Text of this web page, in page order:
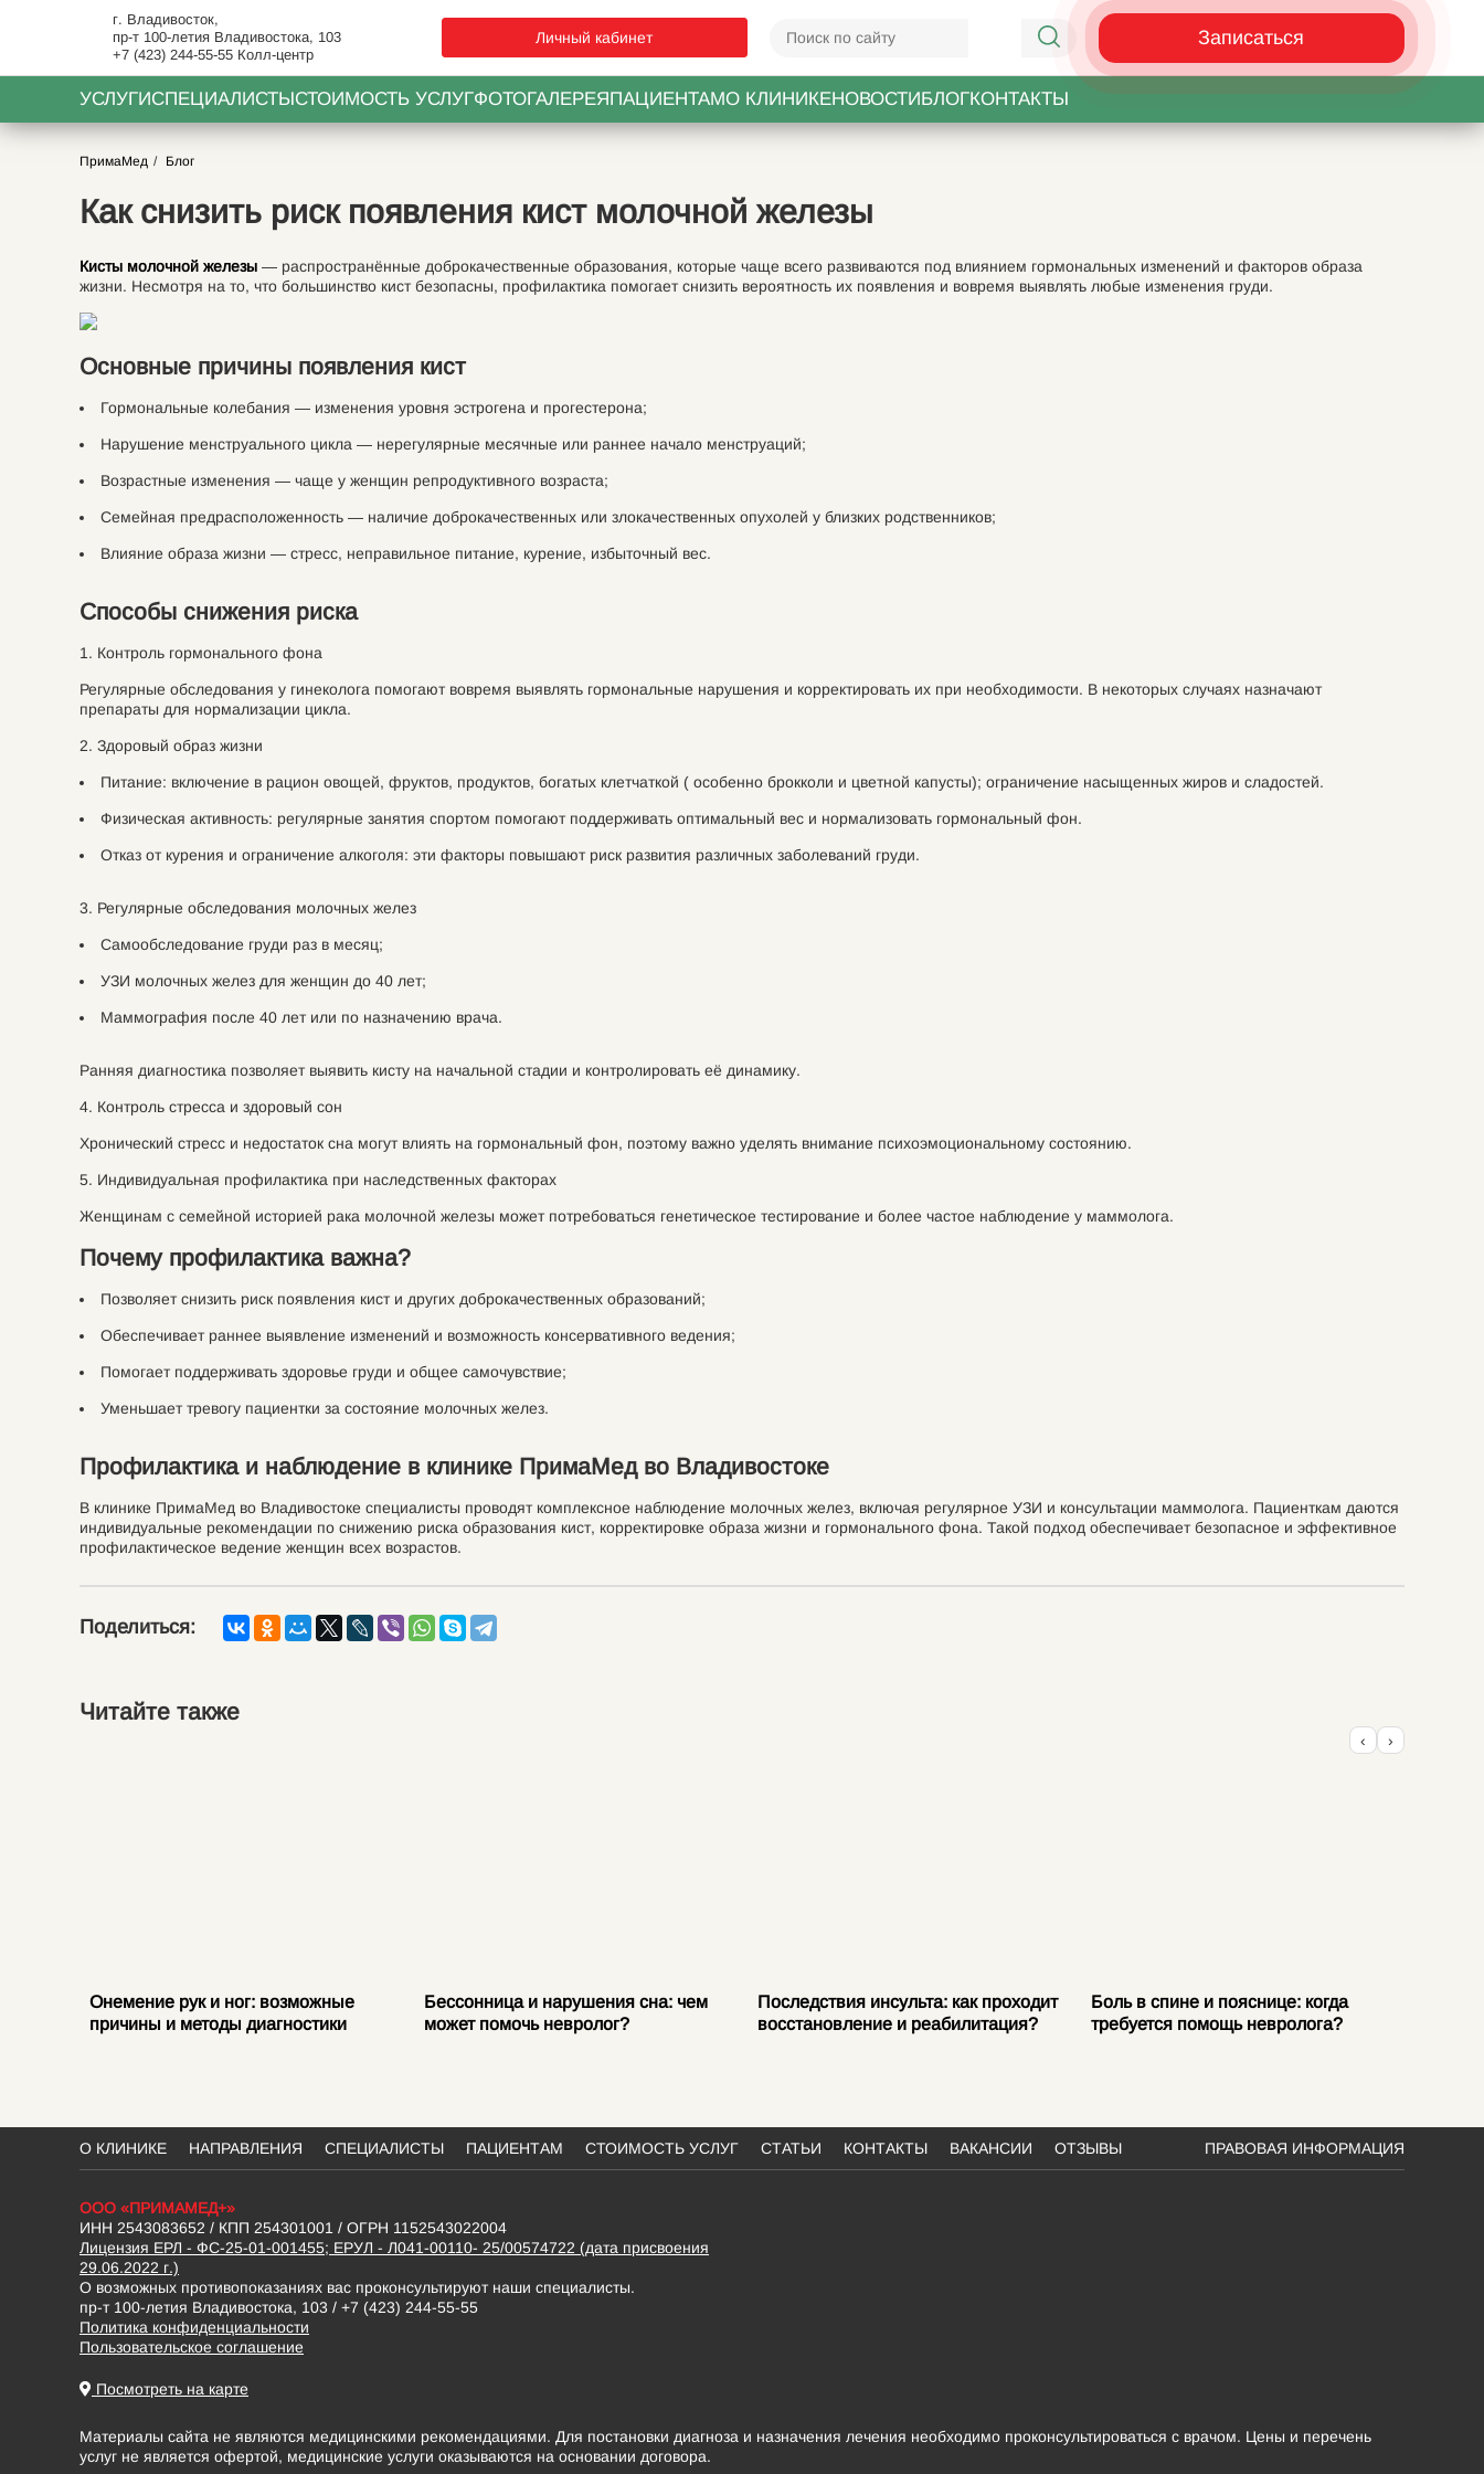
г. Владивосток,
пр-т 100-летия Владивостока, 103
+7 (423) 244-55-55 Колл-центр
Личный кабинет Записаться
УСЛУГИСПЕЦИАЛИСТЫСТОИМОСТЬ УСЛУГФОТОГАЛЕРЕЯПАЦИЕНТАМО КЛИНИКЕНОВОСТИБЛОГКОНТАКТЫ
ПримаМед Блог
Как снизить риск появления кист молочной железы
Кисты молочной железы — распространённые доброкачественные образования, которые чаще всего развиваются под влиянием гормональных изменений и факторов образа
жизни. Несмотря на то, что большинство кист безопасны, профилактика помогает снизить вероятность их появления и вовремя выявлять любые изменения груди.
Основные причины появления кист
Гормональные колебания — изменения уровня эстрогена и прогестерона;
Нарушение менструального цикла — нерегулярные месячные или раннее начало менструаций;
Возрастные изменения — чаще у женщин репродуктивного возраста;
Семейная предрасположенность — наличие доброкачественных или злокачественных опухолей у близких родственников;
Влияние образа жизни — стресс, неправильное питание, курение, избыточный вес.
Способы снижения риска
1. Контроль гормонального фона
Регулярные обследования у гинеколога помогают вовремя выявлять гормональные нарушения и корректировать их при необходимости. В некоторых случаях назначают
препараты для нормализации цикла.
2. Здоровый образ жизни
Питание: включение в рацион овощей, фруктов, продуктов, богатых клетчаткой ( особенно брокколи и цветной капусты); ограничение насыщенных жиров и сладостей.
Физическая активность: регулярные занятия спортом помогают поддерживать оптимальный вес и нормализовать гормональный фон.
Отказ от курения и ограничение алкоголя: эти факторы повышают риск развития различных заболеваний груди.
3. Регулярные обследования молочных желез
Самообследование груди раз в месяц;
УЗИ молочных желез для женщин до 40 лет;
Маммография после 40 лет или по назначению врача.
Ранняя диагностика позволяет выявить кисту на начальной стадии и контролировать её динамику.
4. Контроль стресса и здоровый сон
Хронический стресс и недостаток сна могут влиять на гормональный фон, поэтому важно уделять внимание психоэмоциональному состоянию.
5. Индивидуальная профилактика при наследственных факторах
Женщинам с семейной историей рака молочной железы может потребоваться генетическое тестирование и более частое наблюдение у маммолога.
Почему профилактика важна?
Позволяет снизить риск появления кист и других доброкачественных образований;
Обеспечивает раннее выявление изменений и возможность консервативного ведения;
Помогает поддерживать здоровье груди и общее самочувствие;
Уменьшает тревогу пациентки за состояние молочных желез.
Профилактика и наблюдение в клинике ПримаМед во Владивостоке
В клинике ПримаМед во Владивостоке специалисты проводят комплексное наблюдение молочных желез, включая регулярное УЗИ и консультации маммолога. Пациенткам даются
индивидуальные рекомендации по снижению риска образования кист, корректировке образа жизни и гормонального фона. Такой подход обеспечивает безопасное и эффективное
профилактическое ведение женщин всех возрастов.
Поделиться:
Читайте также
Онемение рук и ног: возможные
причины и методы диагностики
Бессонница и нарушения сна: чем
может помочь невролог?
Последствия инсульта: как проходит
восстановление и реабилитация?
Боль в спине и пояснице: когда
требуется помощь невролога?
‹ ›
О КЛИНИКЕ НАПРАВЛЕНИЯ СПЕЦИАЛИСТЫ ПАЦИЕНТАМ СТОИМОСТЬ УСЛУГ СТАТЬИ КОНТАКТЫ ВАКАНСИИ ОТЗЫВЫ ПРАВОВАЯ ИНФОРМАЦИЯ
ООО «ПРИМАМЕД+»
ИНН 2543083652 / КПП 254301001 / ОГРН 1152543022004
Лицензия ЕРЛ - ФС-25-01-001455; ЕРУЛ - Л041-00110- 25/00574722 (дата присвоения
29.06.2022 г.)
О возможных противопоказаниях вас проконсультируют наши специалисты.
пр-т 100-летия Владивостока, 103 / +7 (423) 244-55-55
Политика конфиденциальности
Пользовательское соглашение
Посмотреть на карте
Материалы сайта не являются медицинскими рекомендациями. Для постановки диагноза и назначения лечения необходимо проконсультироваться с врачом. Цены и перечень
услуг не является офертой, медицинские услуги оказываются на основании договора.